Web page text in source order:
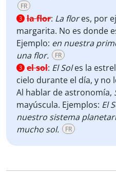
FR
3 la flor: La flores, por
margarita. No es donde
Ejemplo: en nuestra
una flor.
FR
3 el sol: El Soles la
cielo durante el día, y no
Al hablar de astronomía,
mayúscula. Ejemplos: El
nuestro sistema
mucho sol.
FR